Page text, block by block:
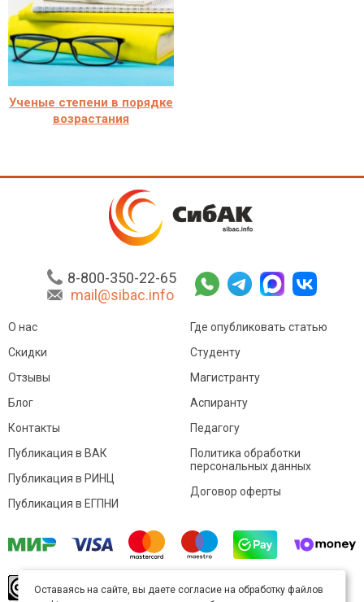
Ученые степени в порядке
возрастания
8-800-350-22-65
mail@sibac.info
О нас
Скидки
Отзывы
Блог
Контакты
Где опубликовать статью
Студенту
Магистранту
Аспиранту
Педагогу
Публикация в ВАК
Публикация в РИНЦ
Публикация в ЕГПНИ
Политика обработки
персональных данных
Договор оферты
произведение доступно полицензии Creative
Оставаясь на сайте, вы даете согласие на обработку файлов